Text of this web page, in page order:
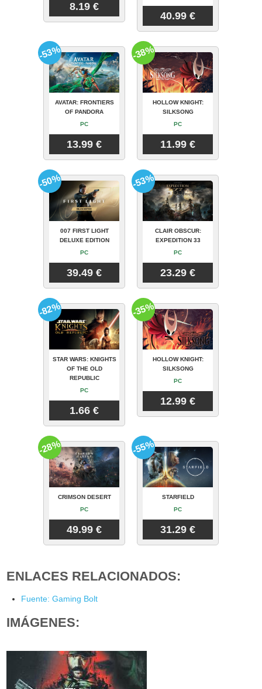
8.19 €
40.99 €
AVATAR: FRONTIERS
OF PANDORA
PC
13.99 €
-53%
HOLLOW KNIGHT:
SILKSONG
PC
11.99 €
-38%
007 FIRST LIGHT
DELUXE EDITION
PC
39.49 €
-50%
CLAIR OBSCUR:
EXPEDITION 33
PC
23.29 €
-53%
STAR WARS: KNIGHTS
OF THE OLD
REPUBLIC
PC
1.66 €
-82%
HOLLOW KNIGHT:
SILKSONG
PC
12.99 €
-35%
CRIMSON DESERT
PC
49.99 €
-28%
STARFIELD
PC
31.29 €
-55%
ENLACES RELACIONADOS:
Fuente: Gaming Bolt
IMÁGENES: